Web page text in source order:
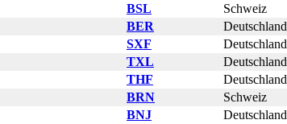
BSL
Schweiz
BER
Deutschland
SXF
Deutschland
TXL
Deutschland
THF
Deutschland
BRN
Schweiz
BNJ
Deutschland